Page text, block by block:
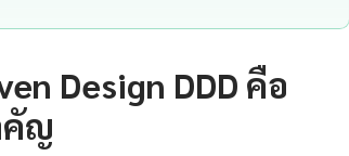
Design DDD คือ
คัญ